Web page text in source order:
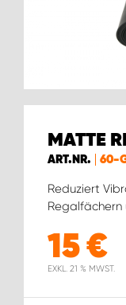
MATTE
ART.NR. 60-
Reduziert
Regalfächern
15€
EXKL. 21 % MWST.
WORK SYSTEM LIMBURG-
WORK SYSTEM WORK